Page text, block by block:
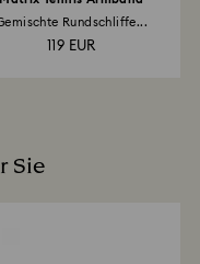
Rundschliffe...
119 EUR
Sie